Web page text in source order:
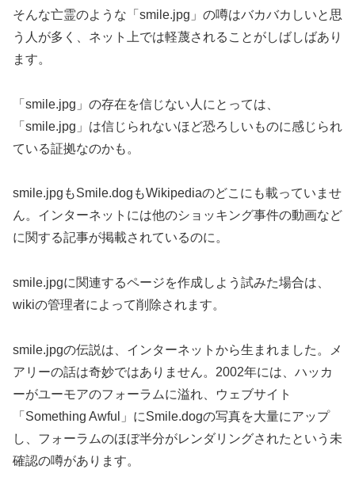
そんな亡霊のような「smile.jpg」の噂はバカバカしいと思
う人が多く、ネット上では軽蔑されることがしばしばあり
ます。
「smile.jpg」の存在を信じない人にとっては、
「smile.jpg」は信じられないほど恐ろしいものに感じられ
ている証拠なのかも。
smile.jpgもSmile.dogもWikipediaのどこにも載っていませ
ん。インターネットには他のショッキング事件の動画など
に関する記事が掲載されているのに。
smile.jpgに関連するページを作成しよう試みた場合は、
wikiの管理者によって削除されます。
smile.jpgの伝説は、インターネットから生まれました。メ
アリーの話は奇妙ではありません。2002年には、ハッカ
ーがユーモアのフォーラムに溢れ、ウェブサイト
「Something Awful」にSmile.dogの写真を大量にアップ
し、フォーラムのほぼ半分がレンダリングされたという未
確認の噂があります。